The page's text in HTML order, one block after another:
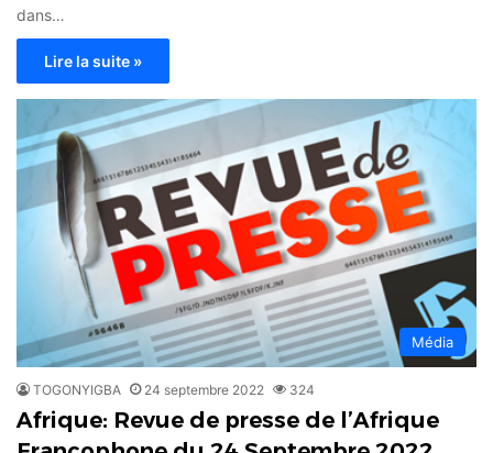
dans…
Lire la suite »
Média
TOGONYIGBA 24 septembre 2022 324
Afrique: Revue de presse de l’Afrique